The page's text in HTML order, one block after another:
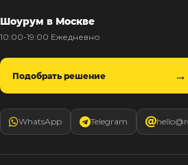
Шоурум в Москве
10:00-19:00 Ежедневно
Подобрать решение
WhatsApp Telegram